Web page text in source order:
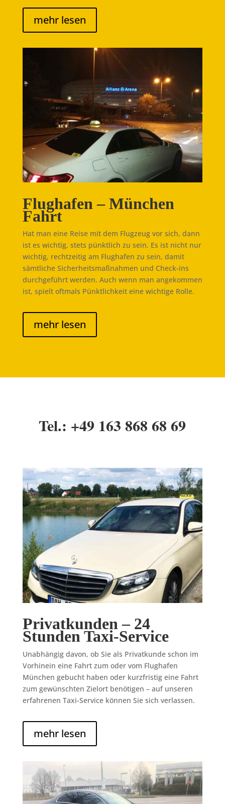
mehr lesen
Flughafen – München
Fahrt
Hat man eine Reise mit dem Flugzeug vor sich, dann
ist es wichtig, stets pünktlich zu sein. Es ist nicht nur
wichtig, rechtzeitig am Flughafen zu sein, damit
sämtliche Sicherheitsmaßnahmen und Check-ins
durchgeführt werden. Auch wenn man angekommen
ist, spielt oftmals Pünktlichkeit eine wichtige Rolle.
mehr lesen
Tel.: +49 163 868 68 69
Privatkunden – 24
Stunden Taxi-Service
Unabhängig davon, ob Sie als Privatkunde schon im
Vorhinein eine Fahrt zum oder vom Flughafen
München gebucht haben oder kurzfristig eine Fahrt
zum gewünschten Zielort benötigen – auf unseren
erfahrenen Taxi-Service können Sie sich verlassen.
mehr lesen